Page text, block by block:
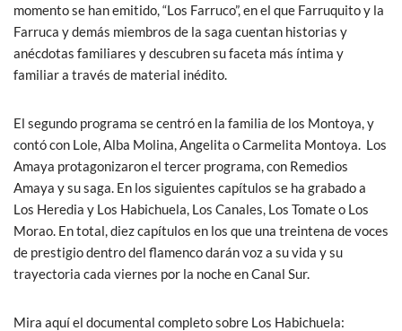
momento se han emitido, “Los Farruco”, en el que Farruquito y la
Farruca y demás miembros de la saga cuentan historias y
anécdotas familiares y descubren su faceta más íntima y
familiar a través de material inédito.
El segundo programa se centró en la familia de los Montoya, y
contó con Lole, Alba Molina, Angelita o Carmelita Montoya. Los
Amaya protagonizaron el tercer programa, con Remedios
Amaya y su saga. En los siguientes capítulos se ha grabado a
Los Heredia y Los Habichuela, Los Canales, Los Tomate o Los
Morao. En total, diez capítulos en los que una treintena de voces
de prestigio dentro del flamenco darán voz a su vida y su
trayectoria cada viernes por la noche en Canal Sur.
Mira aquí el documental completo sobre Los Habichuela: